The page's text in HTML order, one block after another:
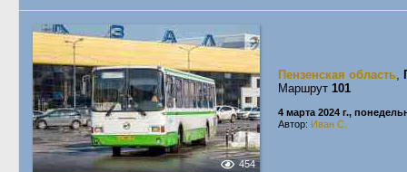
454
Пензенская область,
Маршрут 101
4 марта 2024 г.,
Автор: Иван С.